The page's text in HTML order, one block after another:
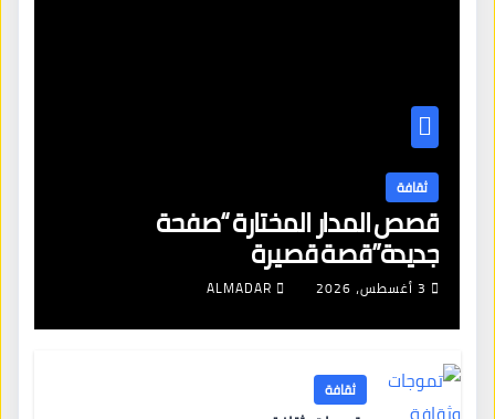
ثقافة
قصص المدار المختارة “صفحة
جديدة”قصة قصيرة
3 أغسطس، 2026 ALMADAR
ثقافة